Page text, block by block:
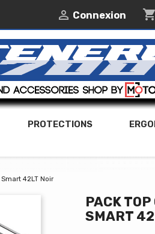
 Connexion shopping_cart
PROTECTIONS
42LT Noir
PACK
SMART